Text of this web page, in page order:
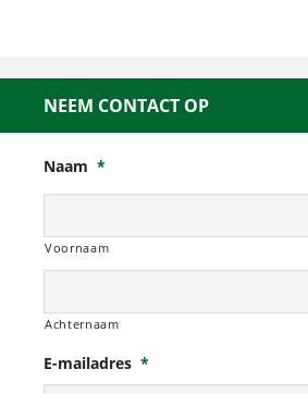
NEEM CONTACT OP
Naam *
Voornaam
Achternaam
E-mailadres *